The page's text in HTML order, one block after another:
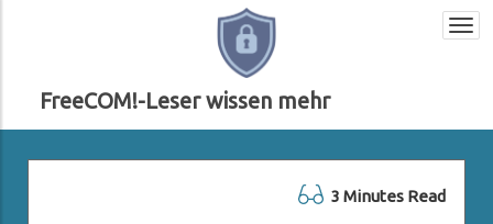
FreeCOM!-Leser wissen mehr
3 Minutes Read